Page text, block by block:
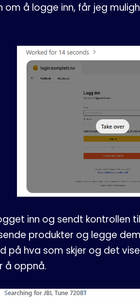
om å logge inn, får jeg
inn og sendt kontrollen
produkter og legge
på hva som skjer og det
å oppnå.